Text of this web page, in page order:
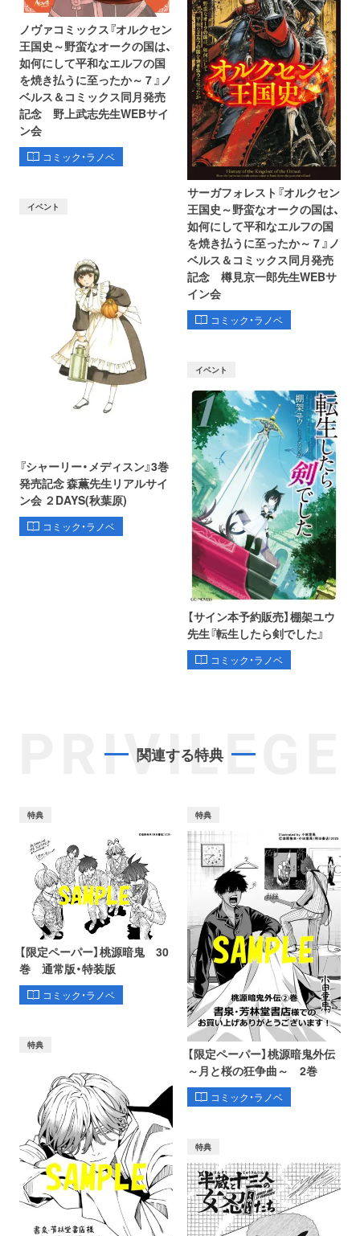
ノヴァコミックス『オルクセン
王国史～野蛮なオークの国は、
如何にして平和なエルフの国
を焼き払うに至ったか～ 7 』ノ
ベルス＆コミックス同月発売
記念 野上武志先生WEBサイ
ン会
コミック・ラノベ
サーガフォレスト『オルクセン
王国史～野蛮なオークの国は、
如何にして平和なエルフの国
を焼き払うに至ったか～ 7 』ノ
ベルス＆コミックス同月発売
記念 樽見京一郎先生WEBサ
イン会
コミック・ラノベ
イベント
『シャーリー・メディスン』3巻
発売記念 森薫先生リアルサイ
ン会 ２DAYS(秋葉原)
コミック・ラノベ
イベント
【サイン本予約販売】棚架ユウ
先生『転生したら剣でした』
コミック・ラノベ
PRIVILEGE
関連する特典
特典
【限定ペーパー】桃源暗鬼 30
巻 通常版・特装版
コミック・ラノベ
特典
【限定ペーパー】桃源暗鬼外伝
～月と桜の狂争曲～ 2巻
コミック・ラノベ
特典
特典